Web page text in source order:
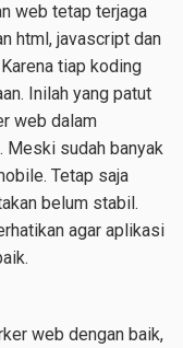
web tetap terjaga
html, javascript dan
tiap koding
Inilah yang patut
web dalam
Meski sudah banyak
Tetap saja
belum stabil.
agar aplikasi
web dengan baik,